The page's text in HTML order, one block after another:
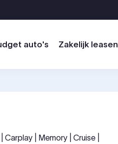
auto's Zakelijk leasen
Carplay | Memory | Cruise |